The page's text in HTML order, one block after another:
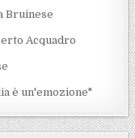
Bruinese
Acquadro
è un'emozione"